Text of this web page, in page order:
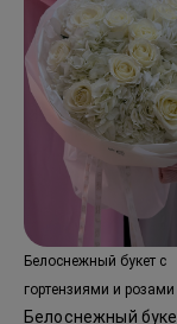
Белоснежный букет с
гортензиями и розами
Белоснежный